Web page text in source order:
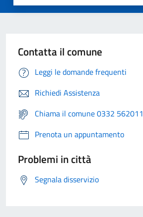
Contatta il comune
Leggi le domande frequenti
Richiedi Assistenza
Chiama il comune 0332 562011
Prenota un appuntamento
Problemi in città
Segnala disservizio